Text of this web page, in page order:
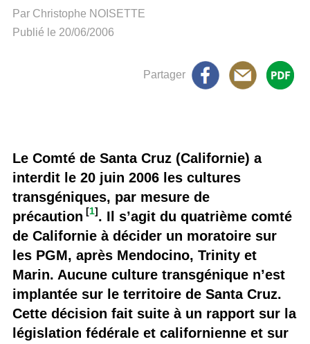
Par Christophe NOISETTE
Publié le 20/06/2006
Partager
Le Comté de Santa Cruz (Californie) a
interdit le 20 juin 2006 les cultures
transgéniques, par mesure de
précaution [1]. Il s’agit du quatrième comté
de Californie à décider un moratoire sur
les PGM, après Mendocino, Trinity et
Marin. Aucune culture transgénique n’est
implantée sur le territoire de Santa Cruz.
Cette décision fait suite à un rapport sur la
législation fédérale et californienne et sur